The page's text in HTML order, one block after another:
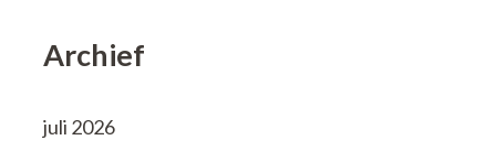
Archief
juli 2026